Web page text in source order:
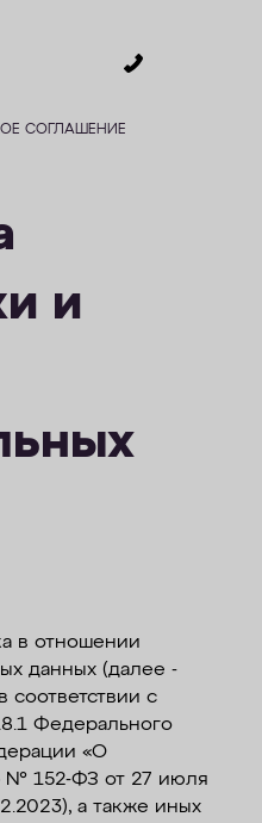
СОГЛАШЕНИЕ
и
в отношении
данных (далее -
соответствии с
Федерального
«О
№ 152-ФЗ от 27 июля
а также иных